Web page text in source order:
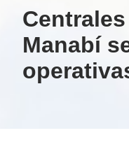
Manabí